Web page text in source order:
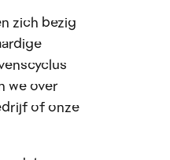
zich bezig
we over
of onze